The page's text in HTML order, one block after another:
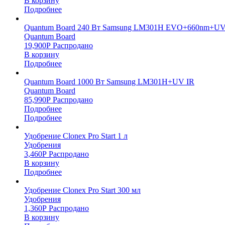
Подробнее
Quantum Board 240 Вт Samsung LM301H
Quantum Board
19,900Р Распродано
В корзину
Подробнее
Quantum Board 1000 Вт Samsung LM301H+UV IR
Quantum Board
85,990Р Распродано
Подробнее
Подробнее
Удобрение Clonex Pro Start 1 л
Удобрения
3,460Р Распродано
В корзину
Подробнее
Удобрение Clonex Pro Start 300 мл
Удобрения
1,360Р Распродано
В корзину